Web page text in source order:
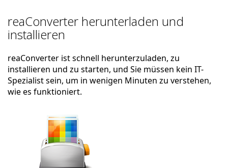
reaConverter herunterladen und
installieren
reaConverter ist schnell herunterzuladen, zu
installieren und zu starten, und Sie müssen kein IT-
Spezialist sein, um in wenigen Minuten zu verstehen,
wie es funktioniert.